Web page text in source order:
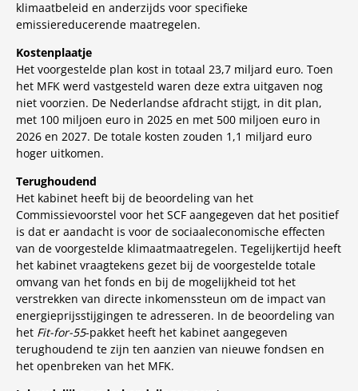
klimaatbeleid en anderzijds voor specifieke
emissiereducerende maatregelen.
Kostenplaatje
Het voorgestelde plan kost in totaal 23,7 miljard euro. Toen
het MFK werd vastgesteld waren deze extra uitgaven nog
niet voorzien. De Nederlandse afdracht stijgt, in dit plan,
met 100 miljoen euro in 2025 en met 500 miljoen euro in
2026 en 2027. De totale kosten zouden 1,1 miljard euro
hoger uitkomen.
Terughoudend
Het kabinet heeft bij de beoordeling van het
Commissievoorstel voor het SCF aangegeven dat het positief
is dat er aandacht is voor de sociaaleconomische effecten
van de voorgestelde klimaatmaatregelen. Tegelijkertijd heeft
het kabinet vraagtekens gezet bij de voorgestelde totale
omvang van het fonds en bij de mogelijkheid tot het
verstrekken van directe inkomenssteun om de impact van
energieprijsstijgingen te adresseren. In de beoordeling van
het Fit-for-55-pakket heeft het kabinet aangegeven
terughoudend te zijn ten aanzien van nieuwe fondsen en
het openbreken van het MFK.